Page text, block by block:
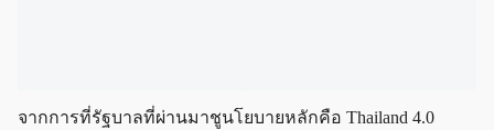
จากการที่รัฐบาลที่ผ่านมาชูนโยบายหลักคือ Thailand 4.0